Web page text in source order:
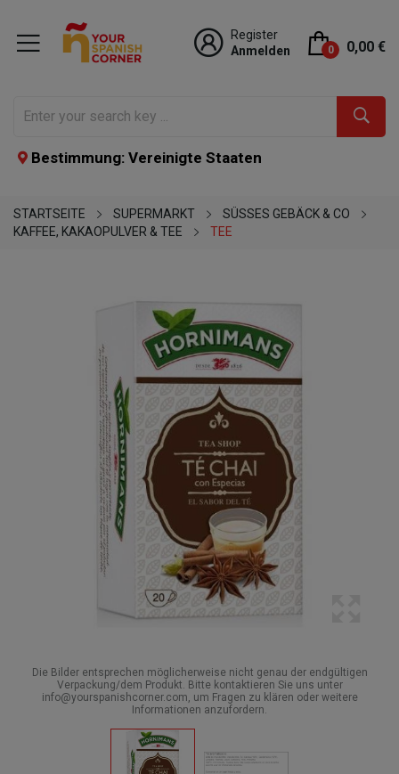
Register
Anmelden
0 0,00 €
Bestimmung: Vereinigte Staaten
STARTSEITE SUPERMARKT
SÜSSES GEBÄCK & CO
KAFFEE, KAKAOPULVER & TEE
TEE
Die Bilder entsprechen möglicherweise nicht genau der endgültigen
Verpackung/dem Produkt. Bitte kontaktieren Sie uns unter
info@yourspanishcorner.com, um Fragen zu klären oder weitere
Informationen anzufordern.